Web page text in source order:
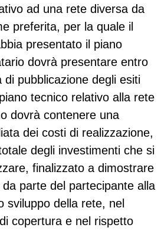
ad una rete diversa da
preferita, per la quale il
presentato il piano
dovrà presentare entro
di pubblicazione degli esiti
tecnico relativo alla rete
dovrà contenere una
dei costi di realizzazione,
degli investimenti che si
finalizzato a dimostrare
parte del partecipante alla
sviluppo della rete, nel
copertura e nel rispetto